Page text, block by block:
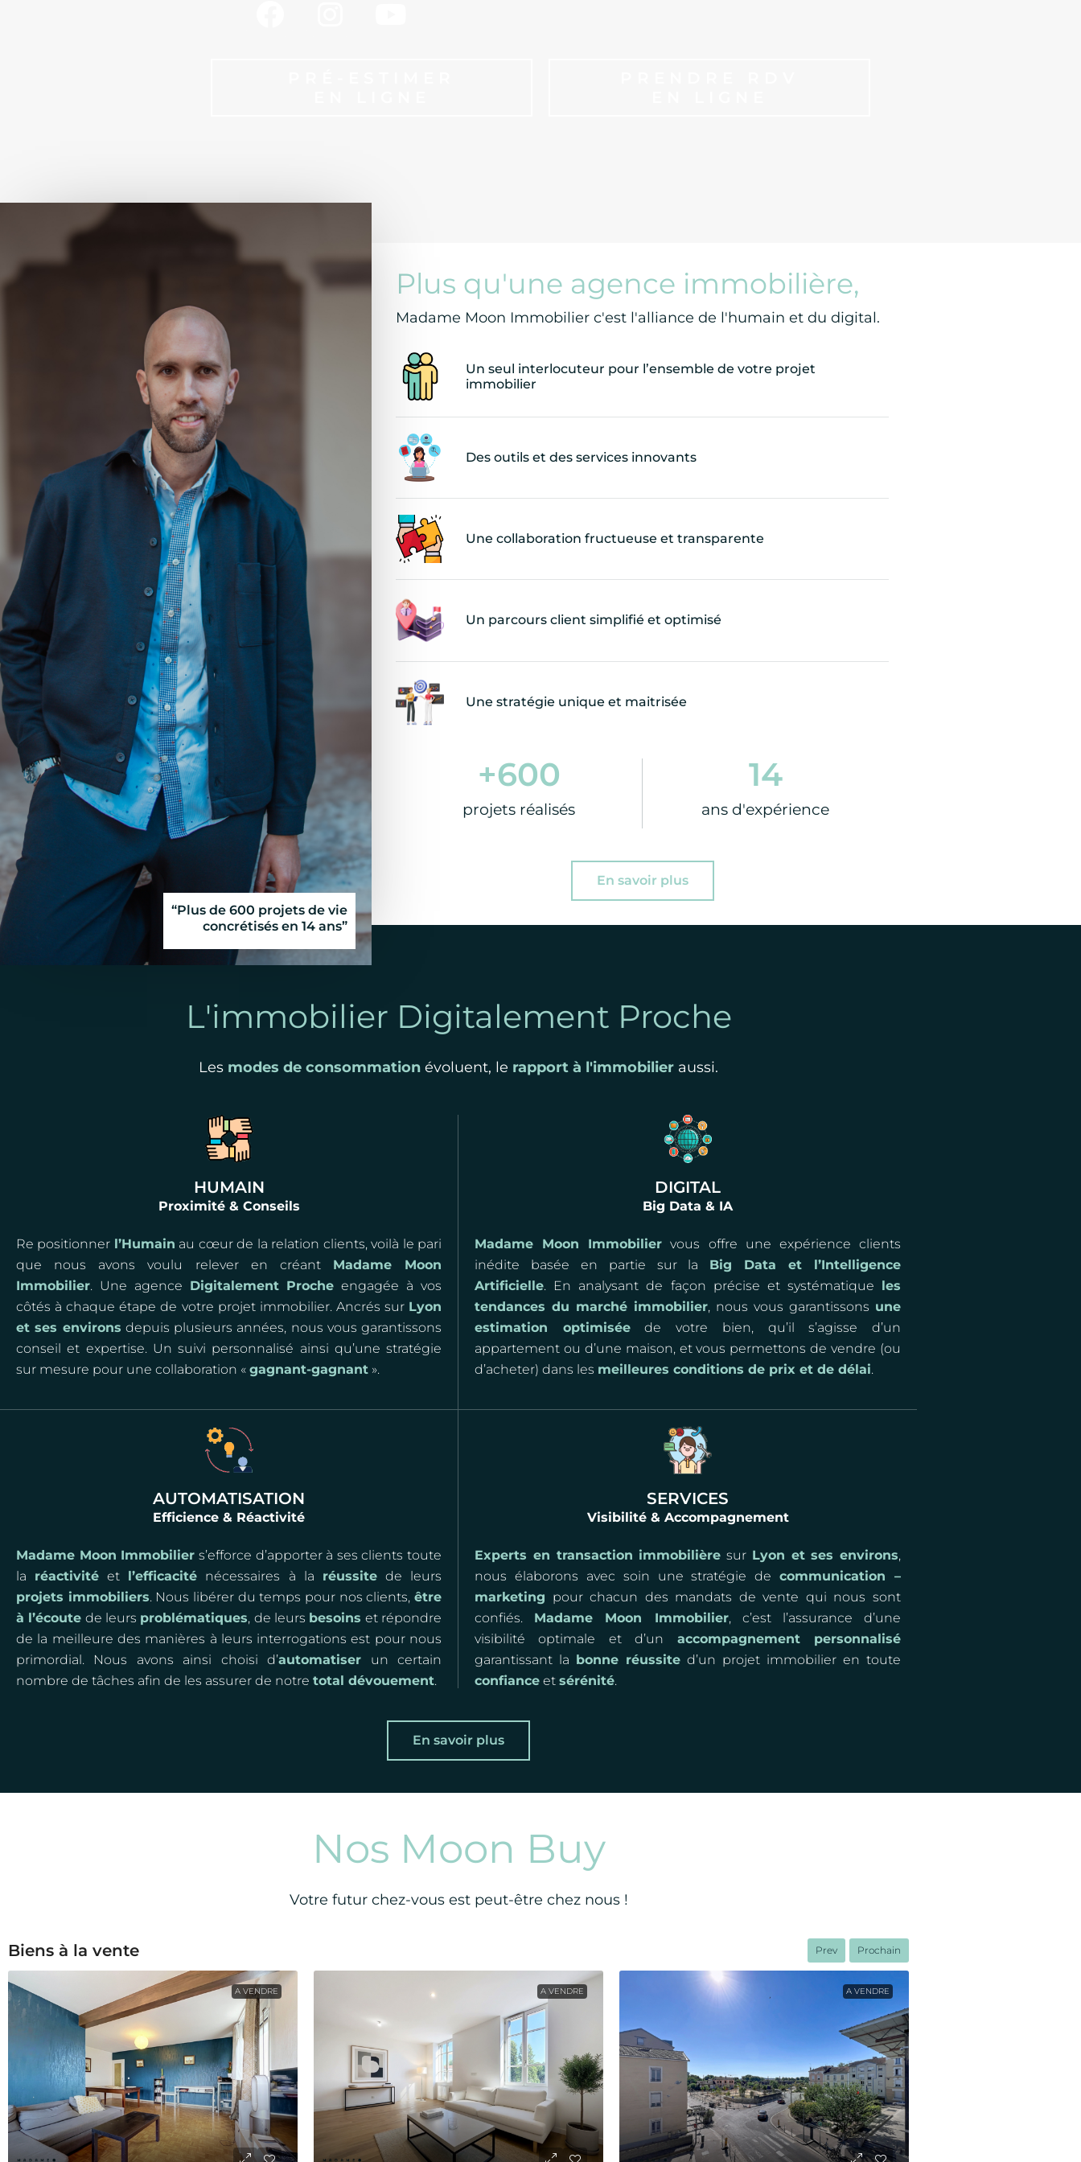
“Plus de 600 projets de vie
concrétisés en 14 ans”
Plus qu'une agence immobilière,
Madame Moon Immobilier c'est l'alliance de l'humain et du digital.
Un seul interlocuteur pour l’ensemble de votre projet
immobilier
Des outils et des services innovants
Une collaboration fructueuse et transparente
Un parcours client simplifié et optimisé
Une stratégie unique et maitrisée
projets réalisés
+600
ans d'expérience
14
En savoir plus
L'immobilier Digitalement Proche
Les modes de consommation évoluent, le rapport à l'immobilier aussi.
HUMAIN
Proximité & Conseils
Re positionner l’Humain au cœur de la relation clients, voilà le pari
que nous avons voulu relever en créant Madame Moon
Immobilier. Une agence Digitalement Proche engagée à vos
côtés à chaque étape de votre projet immobilier. Ancrés sur Lyon
et ses environs depuis plusieurs années, nous vous garantissons
conseil et expertise. Un suivi personnalisé ainsi qu’une stratégie
sur mesure pour une collaboration « gagnant-gagnant ».
DIGITAL
Big Data & IA
Madame Moon Immobilier vous offre une expérience clients
inédite basée en partie sur la Big Data et l’Intelligence
Artificielle. En analysant de façon précise et systématique les
tendances du marché immobilier, nous vous garantissons une
estimation optimiséede votre bien, qu’il s’agisse d’un
appartement ou d’une maison, et vous permettons de vendre (ou
d’acheter) dans les meilleures conditions de prix et de délai.
AUTOMATISATION
Efficience & Réactivité
Madame Moon Immobilier s’efforce d’apporter à ses clients toute
la réactivité et l’efficacité nécessaires à la réussitede leurs
projets immobiliers. Nous libérer du temps pour nos clients,être
à l’écoute de leurs problématiques, de leurs besoins et répondre
de la meilleure des manières à leurs interrogations est pour nous
primordial. Nous avons ainsi choisi d’automatiser un certain
nombre de tâches afin de les assurer de notre total dévouement.
SERVICES
Visibilité & Accompagnement
Experts en transaction immobilière sur Lyon et ses environs,
nous élaborons avec soin une stratégie decommunication –
marketing pour chacun des mandats de vente qui nous sont
confiés. Madame Moon Immobilier, c’est l’assurance d’une
visibilité optimale et d’un accompagnement personnalisé
garantissant la bonne réussite d’un projet immobilier en toute
confiance et sérénité.
En savoir plus
Nos Moon Buy
Votre futur chez-vous est peut-être chez nous !
Biens à la vente Prev Prochain
A VENDRE A VENDRE A VENDRE